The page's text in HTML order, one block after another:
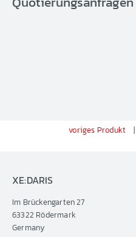
voriges Produkt |
XE:DARIS
Im Brückengarten 27
63322 Rödermark
Germany